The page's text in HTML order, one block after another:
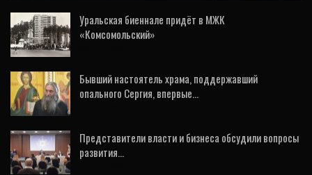
Уральская биеннале придёт в МЖК
«Комсомольский»
Бывший настоятель храма, поддержавший
опального Сергия, впервые…
Представители власти и бизнеса обсудили вопросы
развития…